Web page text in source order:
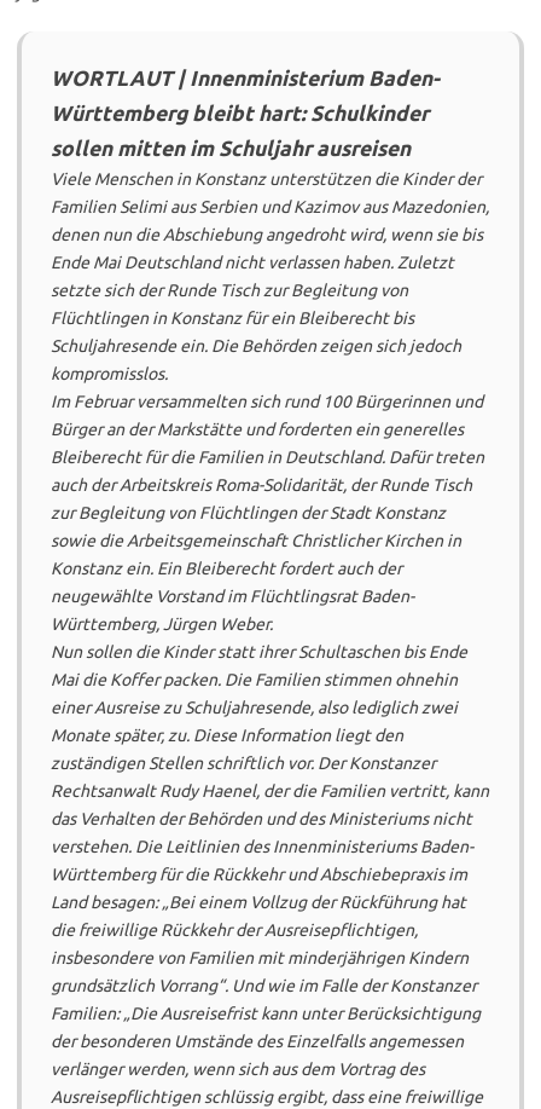
WORTLAUT | Innenministerium Baden-
Württemberg bleibt hart: Schulkinder
sollen mitten im Schuljahr ausreisen
Viele Menschen in Konstanz unterstützen die Kinder der
Familien Selimi aus Serbien und Kazimov aus Mazedonien,
denen nun die Abschiebung angedroht wird, wenn sie bis
Ende Mai Deutschland nicht verlassen haben. Zuletzt
setzte sich der Runde Tisch zur Begleitung von
Flüchtlingen in Konstanz für ein Bleiberecht bis
Schuljahresende ein. Die Behörden zeigen sich jedoch
kompromisslos.
Im Februar versammelten sich rund 100 Bürgerinnen und
Bürger an der Markstätte und forderten ein generelles
Bleiberecht für die Familien in Deutschland. Dafür treten
auch der Arbeitskreis Roma-Solidarität, der Runde Tisch
zur Begleitung von Flüchtlingen der Stadt Konstanz
sowie die Arbeitsgemeinschaft Christlicher Kirchen in
Konstanz ein. Ein Bleiberecht fordert auch der
neugewählte Vorstand im Flüchtlingsrat Baden-
Württemberg, Jürgen Weber.
Nun sollen die Kinder statt ihrer Schultaschen bis Ende
Mai die Koffer packen. Die Familien stimmen ohnehin
einer Ausreise zu Schuljahresende, also lediglich zwei
Monate später, zu. Diese Information liegt den
zuständigen Stellen schriftlich vor. Der Konstanzer
Rechtsanwalt Rudy Haenel, der die Familien vertritt, kann
das Verhalten der Behörden und des Ministeriums nicht
verstehen. Die Leitlinien des Innenministeriums Baden-
Württemberg für die Rückkehr und Abschiebepraxis im
Land besagen: „Bei einem Vollzug der Rückführung hat
die freiwillige Rückkehr der Ausreisepflichtigen,
insbesondere von Familien mit minderjährigen Kindern
grundsätzlich Vorrang“. Und wie im Falle der Konstanzer
Familien: „Die Ausreisefrist kann unter Berücksichtigung
der besonderen Umstände des Einzelfalls angemessen
verlänger werden, wenn sich aus dem Vortrag des
Ausreisepflichtigen schlüssig ergibt, dass eine freiwillige